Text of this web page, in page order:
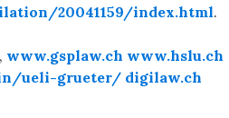
20041159/index.html.
www.gsplaw.ch www.hslu.ch
ueli-grueter/ digilaw.ch